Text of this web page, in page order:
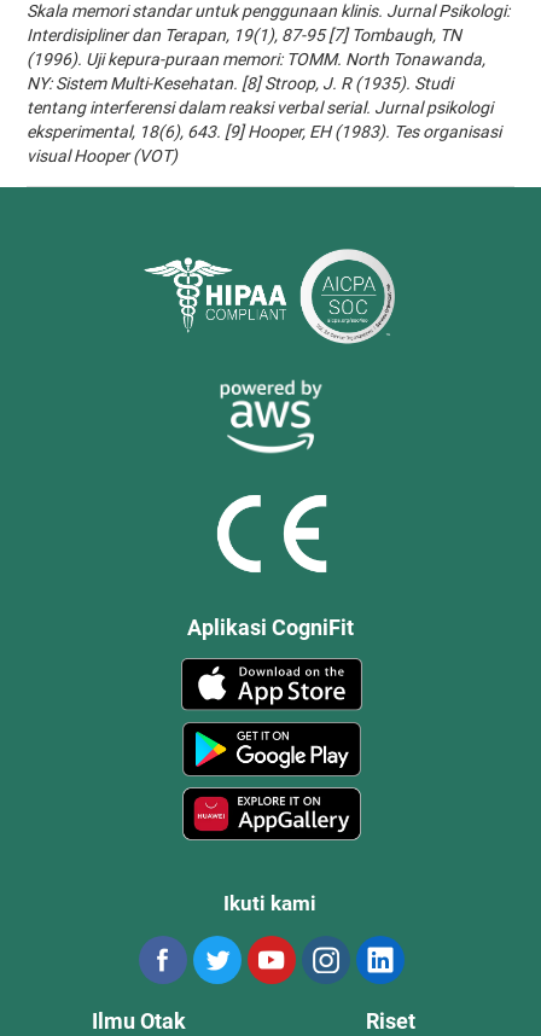
Skala memori standar untuk penggunaan klinis. Jurnal Psikologi:
Interdisipliner dan Terapan, 19(1), 87-95 [7] Tombaugh, TN
(1996). Uji kepura-puraan memori: TOMM. North Tonawanda,
NY: Sistem Multi-Kesehatan. [8] Stroop, J. R (1935). Studi
tentang interferensi dalam reaksi verbal serial. Jurnal psikologi
eksperimental, 18(6), 643. [9] Hooper, EH (1983). Tes organisasi
visual Hooper (VOT)
Aplikasi CogniFit
Ikuti kami
Ilmu Otak Riset